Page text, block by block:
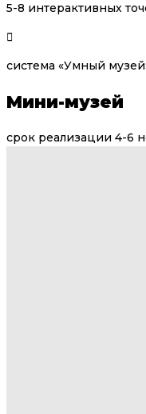
5-8 интерактивных
система «Умный
Мини-музей
срок реализации 4-6